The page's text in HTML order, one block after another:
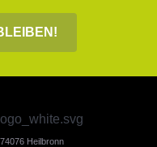
Heilbronn